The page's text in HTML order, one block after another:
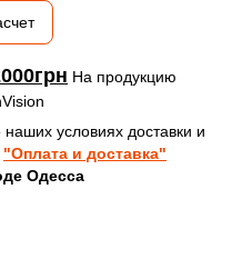
На продукцию
условиях доставки и
"Оплата и доставка"
Одесса